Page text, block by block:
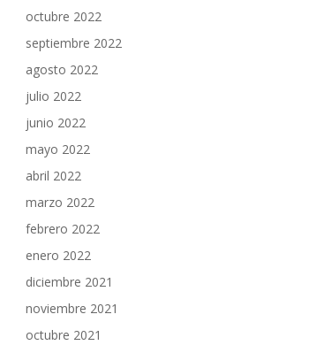
octubre 2022
septiembre 2022
agosto 2022
julio 2022
junio 2022
mayo 2022
abril 2022
marzo 2022
febrero 2022
enero 2022
diciembre 2021
noviembre 2021
octubre 2021